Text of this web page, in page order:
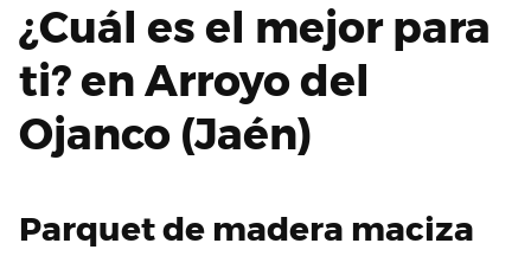
¿Cuál es el mejor para
ti? en Arroyo del
Ojanco (Jaén)
Parquet de madera maciza